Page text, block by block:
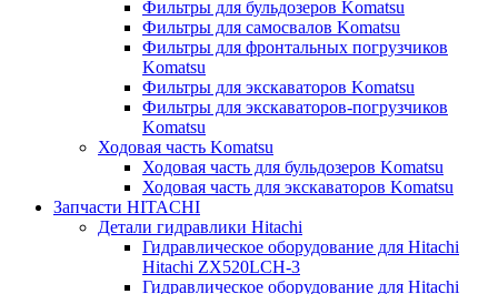
Фильтры для бульдозеров Komatsu
Фильтры для самосвалов Komatsu
Фильтры для фронтальных погрузчиков
Komatsu
Фильтры для экскаваторов Komatsu
Фильтры для экскаваторов-погрузчиков
Komatsu
Ходовая часть Komatsu
Ходовая часть для бульдозеров Komatsu
Ходовая часть для экскаваторов Komatsu
Запчасти HITACHI
Детали гидравлики Hitachi
Гидравлическое оборудование для Hitachi
Hitachi ZX520LCH-3
Гидравлическое оборудование для Hitachi